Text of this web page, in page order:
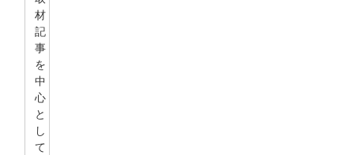
材
記
事
を
中
心
と
し
て